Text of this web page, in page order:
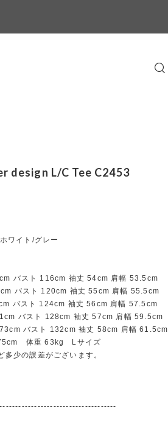
design L/C Tee C2453
ワイト/グレー
バスト 116cm 袖丈 54cm 肩幅 53.5cm
バスト 120cm 袖丈 55cm 肩幅 55.5cm
バスト 124cm 袖丈 56cm 肩幅 57.5cm
バスト 128cm 袖丈 57cm 肩幅 59.5cm
バスト 132cm 袖丈 58cm 肩幅 61.5cm
体重 63kg Lサイズ
少の誤差がございます。